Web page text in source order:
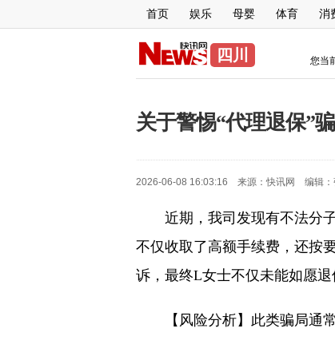
首页 娱乐 母婴 体育 消
四川 您当
关于警惕“代理退保”
2026-06-08 16:03:16 来源：快讯网 编辑：
近期，我司发现有不法分
不仅收取了高额手续费，还按
诉，最终L女士不仅未能如愿退
【风险分析】此类骗局通